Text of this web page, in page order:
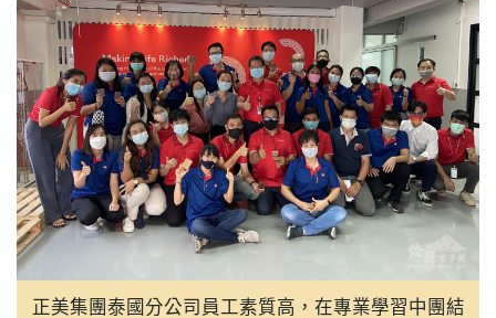
正美集團泰國分公司員工素質高，在專業學習中團結